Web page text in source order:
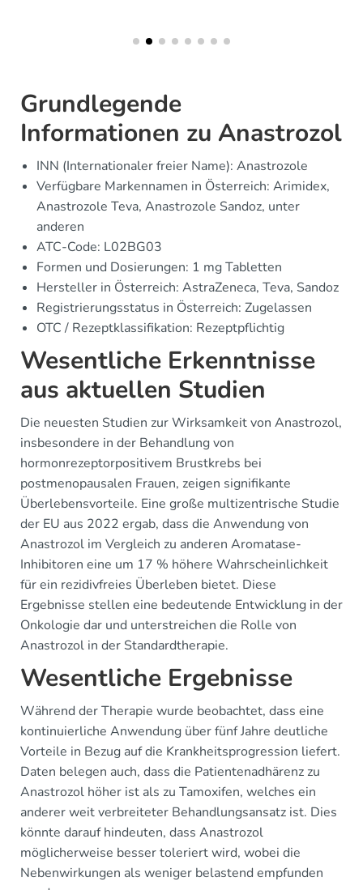
Grundlegende
Informationen zu Anastrozol
INN (Internationaler freier Name): Anastrozole
Verfügbare Markennamen in Österreich: Arimidex,
Anastrozole Teva, Anastrozole Sandoz, unter
anderen
ATC-Code: L02BG03
Formen und Dosierungen: 1 mg Tabletten
Hersteller in Österreich: AstraZeneca, Teva, Sandoz
Registrierungsstatus in Österreich: Zugelassen
OTC / Rezeptklassifikation: Rezeptpflichtig
Wesentliche Erkenntnisse
aus aktuellen Studien
Die neuesten Studien zur Wirksamkeit von Anastrozol,
insbesondere in der Behandlung von
hormonrezeptorpositivem Brustkrebs bei
postmenopausalen Frauen, zeigen signifikante
Überlebensvorteile. Eine große multizentrische Studie
der EU aus 2022 ergab, dass die Anwendung von
Anastrozol im Vergleich zu anderen Aromatase-
Inhibitoren eine um 17 % höhere Wahrscheinlichkeit
für ein rezidivfreies Überleben bietet. Diese
Ergebnisse stellen eine bedeutende Entwicklung in der
Onkologie dar und unterstreichen die Rolle von
Anastrozol in der Standardtherapie.
Wesentliche Ergebnisse
Während der Therapie wurde beobachtet, dass eine
kontinuierliche Anwendung über fünf Jahre deutliche
Vorteile in Bezug auf die Krankheitsprogression liefert.
Daten belegen auch, dass die Patientenadhärenz zu
Anastrozol höher ist als zu Tamoxifen, welches ein
anderer weit verbreiteter Behandlungsansatz ist. Dies
könnte darauf hindeuten, dass Anastrozol
möglicherweise besser toleriert wird, wobei die
Nebenwirkungen als weniger belastend empfunden